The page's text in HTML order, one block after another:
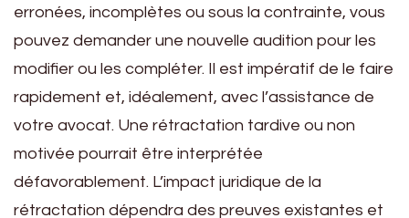
erronées, incomplètes ou sous la contrainte, vous
pouvez demander une nouvelle audition pour les
modifier ou les compléter. Il est impératif de le faire
rapidement et, idéalement, avec l’assistance de
votre avocat. Une rétractation tardive ou non
motivée pourrait être interprétée
défavorablement. L’impact juridique de la
rétractation dépendra des preuves existantes et